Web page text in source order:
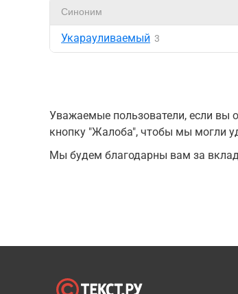
Синоним
Укарауливаемый 3
Уважаемые пользователи, если вы
кнопку "Жалоба", чтобы мы могли
Мы будем благодарны вам за вклад